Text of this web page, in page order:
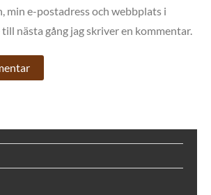
min e-postadress och webbplats i
nästa gång jag skriver en kommentar.